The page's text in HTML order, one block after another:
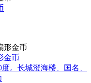
金币
。长城澄海楼、国名、